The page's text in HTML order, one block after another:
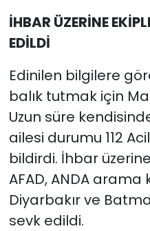
İHBAR ÜZERİNE
EDİLDİ
Edinilen bilgilere
balık tutmak için
Uzun süre
ailesi durumu 112
bildirdi. İhbar
AFAD, ANDA
Diyarbakır ve
sevk edildi.